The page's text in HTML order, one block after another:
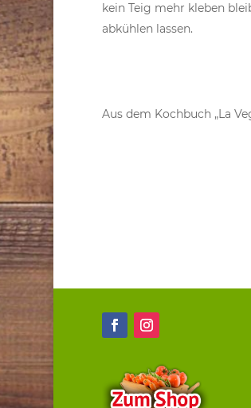
kein Teig mehr kleben
abkühlen lassen.
Aus dem Kochbuch „La